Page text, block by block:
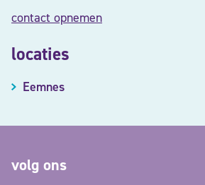
contact opnemen
locaties
Eemnes
volg ons